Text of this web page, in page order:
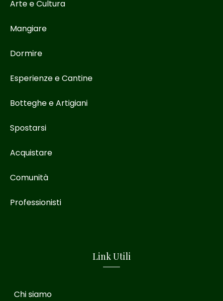
Arte e Cultura
Mangiare
Dormire
Esperienze e Cantine
Botteghe e Artigiani
Spostarsi
Acquistare
Comunità
Professionisti
Link Utili
Chi siamo